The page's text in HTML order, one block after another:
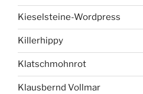
Kieselsteine-Wordpress
Killerhippy
Klatschmohnrot
Klausbernd Vollmar